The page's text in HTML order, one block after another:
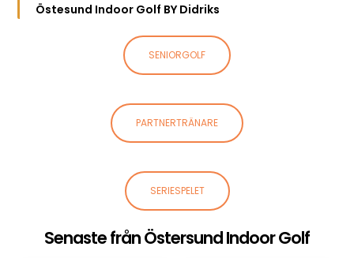
Östesund Indoor Golf BY Didriks
SENIORGOLF
PARTNERTRÄNARE
SERIESPELET
Senaste från Östersund Indoor Golf